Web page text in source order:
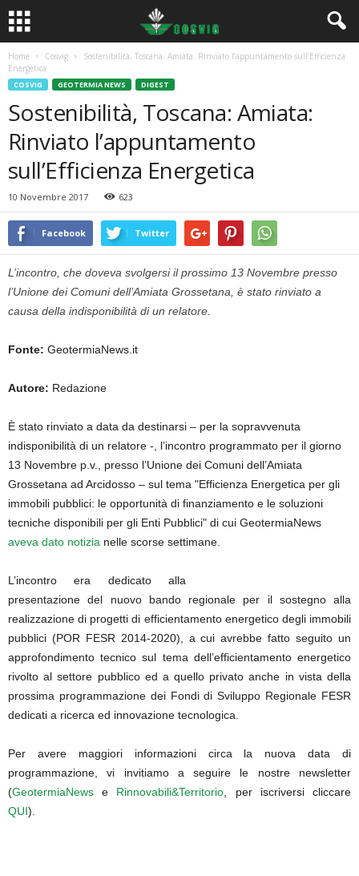
Home Cosvig
Sostenibilità, Toscana: Amiata: Rinviato l’appuntamento sull’Efficienza
Energetica
COSVIG GEOTERMIA NEWS DIGEST
Sostenibilità, Toscana: Amiata:
Rinviato l’appuntamento
sull’Efficienza Energetica
10 Novembre 2017 623
Facebook Twitter
L’incontro, che doveva svolgersi il prossimo 13 Novembre presso
l’Unione dei Comuni dell’Amiata Grossetana, è stato rinviato a
causa della indisponibilità di un relatore.
Fonte: GeotermiaNews.it
Autore: Redazione
È stato rinviato a data da destinarsi – per la sopravvenuta
indisponibilità di un relatore -, l’incontro programmato per il giorno
13 Novembre p.v., presso l’Unione dei Comuni dell’Amiata
Grossetana ad Arcidosso – sul tema "Efficienza Energetica per gli
immobili pubblici: le opportunità di finanziamento e le soluzioni
tecniche disponibili per gli Enti Pubblici" di cui GeotermiaNews
aveva dato notizia nelle scorse settimane.
L’incontro era dedicato alla
presentazione del nuovo bando regionale per il sostegno alla
realizzazione di progetti di efficientamento energetico degli immobili
pubblici (POR FESR 2014-2020), a cui avrebbe fatto seguito un
approfondimento tecnico sul tema dell’efficientamento energetico
rivolto al settore pubblico ed a quello privato anche in vista della
prossima programmazione dei Fondi di Sviluppo Regionale FESR
dedicati a ricerca ed innovazione tecnologica.
Per avere maggiori informazioni circa la nuova data di
programmazione, vi invitiamo a seguire le nostre newsletter
(GeotermiaNews e Rinnovabili&Territorio , per iscriversi cliccare
QUI).